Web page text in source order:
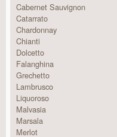
Cabernet Sauvignon
Catarrato
Chardonnay
Chianti
Dolcetto
Falanghina
Grechetto
Lambrusco
Liquoroso
Malvasia
Marsala
Merlot